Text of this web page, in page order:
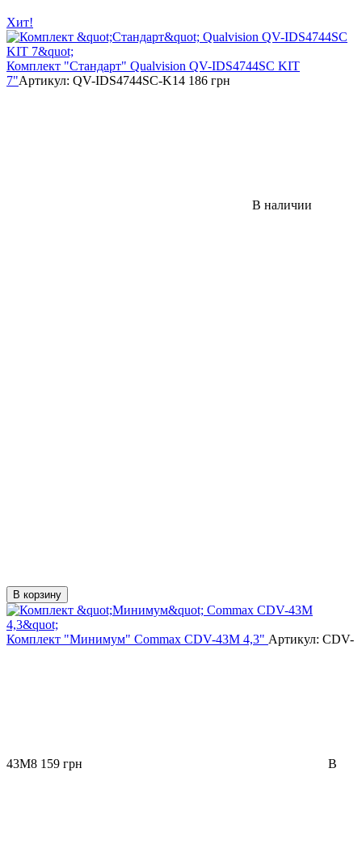
Хит!
Комплект "Стандарт" Qualvision QV-IDS4744SC KIT
7"Артикул: QV-IDS4744SC-K14 186 грн
В наличии
В корзину
Комплект "Минимум" Commax CDV-43M 4,3" Артикул: CDV-
43M8 159 грн В